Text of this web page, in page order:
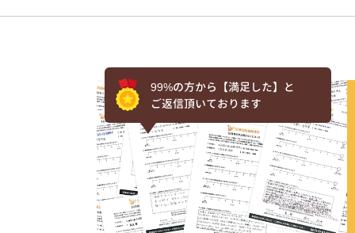
99%の方から【満足した】と
ご返信頂いております